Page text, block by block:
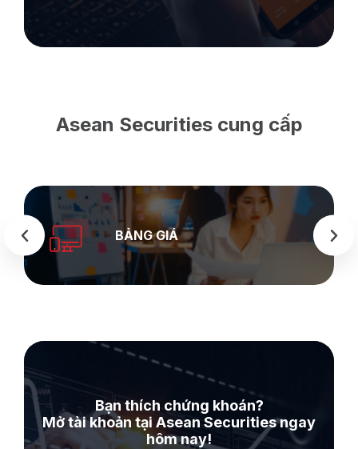
Asean Securities cung cấp
SEASTOCK
WEB
Bạn thích chứng khoán?
Mở tài khoản tại Asean Securities ngay
hôm nay!